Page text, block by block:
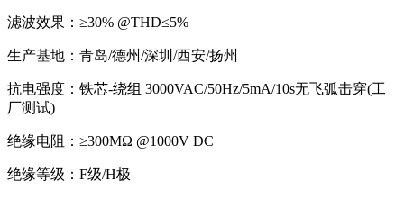
滤波效果：≥30% @THD≤5%
生产基地：青岛/德州/深圳/西安/扬州
抗电强度：铁芯-绕组 3000VAC/50Hz/5mA/10s无飞弧击穿(工
厂测试)
绝缘电阻：≥300MΩ @1000V DC
绝缘等级：F级/H极